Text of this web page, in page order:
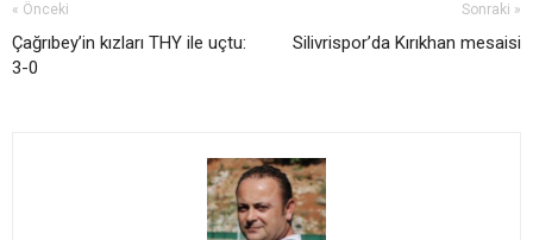
« Önceki
Çağrıbey’in kızları THY ile uçtu:
3-0
Sonraki »
Silivrispor’da Kırıkhan mesaisi